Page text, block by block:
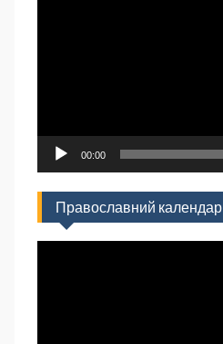
00:00
Православний календар